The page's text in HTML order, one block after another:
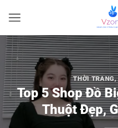
qua
nội
dung
THỜI TRANG
Top 5 Shop Đồ
Thuột Đẹp,